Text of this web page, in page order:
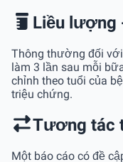
Liều lượng
Thông thường đối
làm 3 lần sau mỗi
chỉnh theo tuổi của
triệu chứng.
Tương tác
Một báo cáo có đề